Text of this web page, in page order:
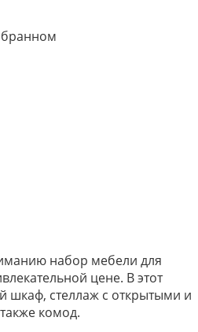
набор мебели для
цене. В этот
шкаф, стеллаж с открытыми и
комод.